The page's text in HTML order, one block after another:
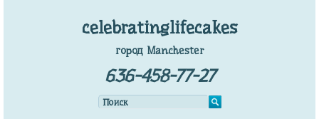
celebratinglifecakes
город Manchester
636-458-77-27